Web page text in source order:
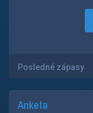
Posledné zápasy
Anketa